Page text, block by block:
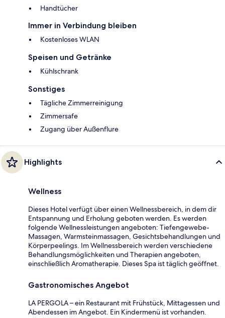
Handtücher
Immer in Verbindung bleiben
Kostenloses WLAN
Speisen und Getränke
Kühlschrank
Sonstiges
Tägliche Zimmerreinigung
Zimmersafe
Zugang über Außenflure
Highlights
Wellness
Dieses Hotel verfügt über einen Wellnessbereich, in dem dir
Entspannung und Erholung geboten werden. Es werden
folgende Wellnessleistungen angeboten: Tiefengewebe-
Massagen, Warmsteinmassagen, Gesichtsbehandlungen und
Körperpeelings. Im Wellnessbereich werden verschiedene
Behandlungsmöglichkeiten und Therapien angeboten,
einschließlich Aromatherapie. Dieses Spa ist täglich geöffnet.
Gastronomisches Angebot
LA PERGOLA – ein Restaurant mit Frühstück, Mittagessen und
Abendessen im Angebot. Ein Kindermenü ist vorhanden.